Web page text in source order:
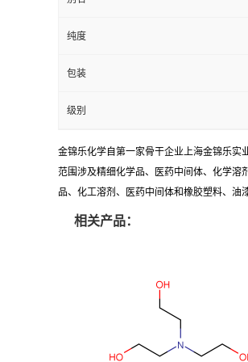
纯度
包装
级别
金锦乐化学自第一家骨干企业上海金锦乐实
范围涉及精细化学品、医药中间体、化学溶
品、化工溶剂、医药中间体和橡胶塑料、油
相关产品：